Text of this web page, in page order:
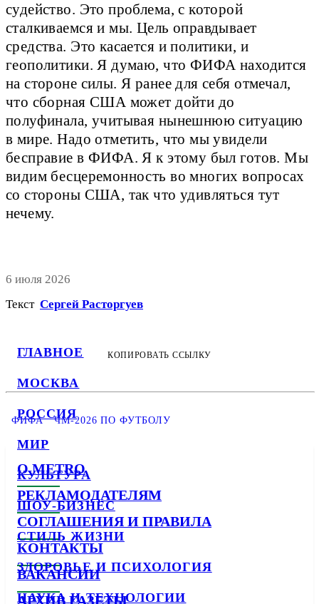
ГЛАВНОЕ
МОСКВА
РОССИЯ
МИР
КУЛЬТУРА
ШОУ-БИЗНЕС
СТИЛЬ ЖИЗНИ
ЗДОРОВЬЕ И ПСИХОЛОГИЯ
НАУКА И ТЕХНОЛОГИИ
судейство. Это проблема, с которой
сталкиваемся и мы. Цель оправдывает
средства. Это касается и политики, и
геополитики. Я думаю, что ФИФА находится
на стороне силы. Я ранее для себя отмечал,
что сборная США может дойти до
полуфинала, учитывая нынешнюю ситуацию
в мире. Надо отметить, что мы увидели
бесправие в ФИФА. Я к этому был готов. Мы
видим бесцеремонность во многих вопросах
со стороны США, так что удивляться тут
нечему.
6 июля 2026
Текст Сергей Расторгуев
КОПИРОВАТЬ ССЫЛКУ
ФИФА ЧМ-2026 ПО ФУТБОЛУ
О METRO
РЕКЛАМОДАТЕЛЯМ
СОГЛАШЕНИЯ И ПРАВИЛА
КОНТАКТЫ
ВАКАНСИИ
АРХИВ ГАЗЕТЫ